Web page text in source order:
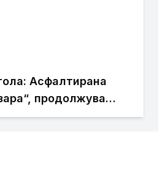
Асфалтирана
продолжува
кај